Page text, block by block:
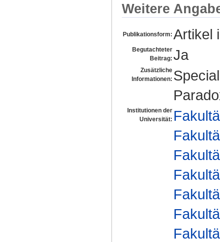
Weitere
Publikationsform: Artikel
Begutachteter
Beitrag: Ja
Zusätzliche
Informationen:
Institutionen der
Universität: